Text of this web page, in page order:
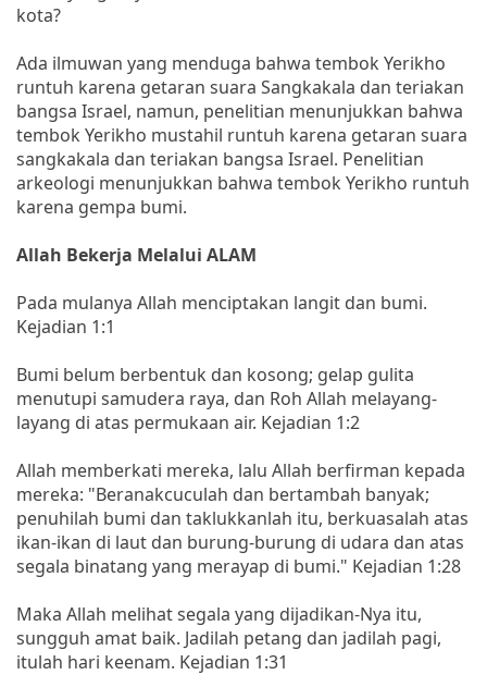
kota?
Ada ilmuwan yang menduga bahwa tembok Yerikho
runtuh karena getaran suara Sangkakala dan teriakan
bangsa Israel, namun, penelitian menunjukkan bahwa
tembok Yerikho mustahil runtuh karena getaran suara
sangkakala dan teriakan bangsa Israel. Penelitian
arkeologi menunjukkan bahwa tembok Yerikho runtuh
karena gempa bumi.
Allah Bekerja Melalui ALAM
Pada mulanya Allah menciptakan langit dan bumi.
Kejadian 1:1
Bumi belum berbentuk dan kosong; gelap gulita
menutupi samudera raya, dan Roh Allah melayang-
layang di atas permukaan air. Kejadian 1:2
Allah memberkati mereka, lalu Allah berfirman kepada
mereka: "Beranakcuculah dan bertambah banyak;
penuhilah bumi dan taklukkanlah itu, berkuasalah atas
ikan-ikan di laut dan burung-burung di udara dan atas
segala binatang yang merayap di bumi." Kejadian 1:28
Maka Allah melihat segala yang dijadikan-Nya itu,
sungguh amat baik. Jadilah petang dan jadilah pagi,
itulah hari keenam. Kejadian 1:31